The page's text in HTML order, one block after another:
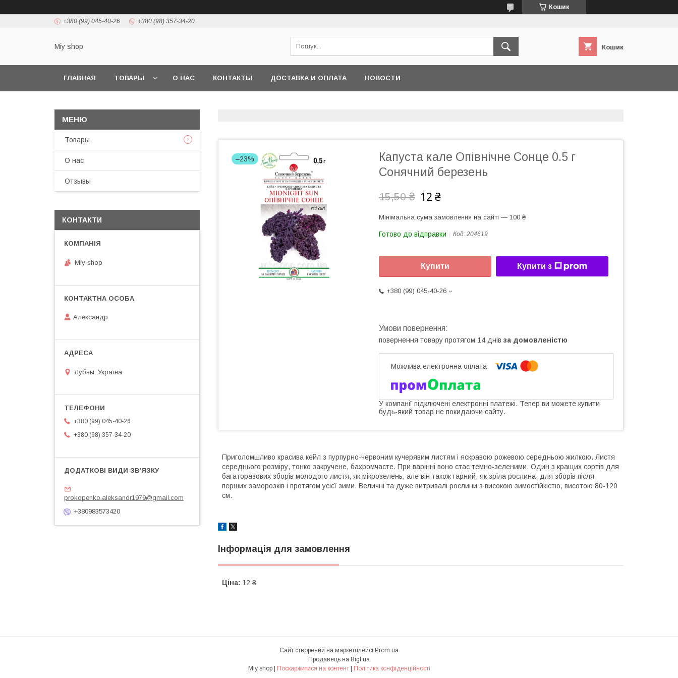
Кошик
+380 (99) 045-40-26 +380 (98) 357-34-20
Miy shop Кошик
ГЛАВНАЯ ТОВАРЫ О НАС КОНТАКТЫ ДОСТАВКА И ОПЛАТА НОВОСТИ
–23%
Капуста кале Опівнічне Сонце 0.5 г
Сонячний березень
15,50 ₴ 12 ₴
Мінімальна сума замовлення на сайті — 100 ₴
Готово до відправки Код: 204619
Купити Купити з
+380 (99) 045-40-26
повернення товару протягом 14 днів за домовленістю
У компанії підключені електронні платежі. Тепер ви можете купити
будь-який товар не покидаючи сайту.
Приголомшливо красива кейл з пурпурно-червоним кучерявим листям і яскравою рожевою середньою жилкою. Листя
середнього розміру, тонко закручене, бахромчасте. При варінні воно стає темно-зеленими. Один з кращих сортів для
багаторазових зборів молодого листя, як мікрозелень, але він також гарний, як зріла рослина, для зборів після
перших заморозків і протягом усієї зими. Величні та дуже витривалі рослини з високою зимостійкістю, висотою 80-120
см.
Інформація для замовлення
Ціна: 12 ₴
Товары
О нас
Отзывы
КОНТАКТИ
Miy shop
Александр
Лубны, Україна
+380 (99) 045-40-26
+380 (98) 357-34-20
prokopenko.aleksandr1979@gmail.com
+380983573420
Сайт створений на маркетплейсі Prom.ua
Продавець на Bigl.ua
Miy shop | Поскаржитися на контент | Політика конфіденційності